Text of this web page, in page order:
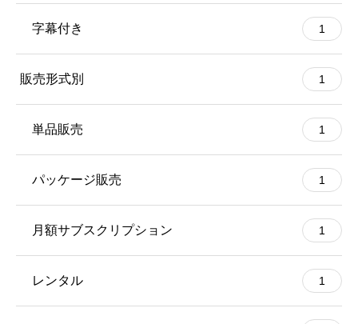
字幕付き 1
販売形式別 1
単品販売 1
パッケージ販売 1
月額サブスクリプション 1
レンタル 1